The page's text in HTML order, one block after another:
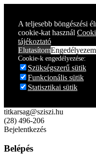
A teljesebb böngészési
cookie-kat használ
tájékoztató
Elutasítom
Cookie-k engedélyezése:
Szükségszerű sütik
Funkcionális sütik
Statisztikai sütik
titkarsag@sziszi.hu
(28) 496-206
Bejelentkezés
Belépés